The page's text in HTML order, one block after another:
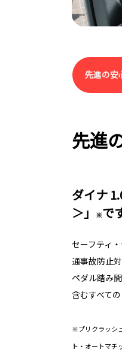
先進の安
先進
ダイナ
＞」
※で
セーフティ
通事故防止
ペダル踏み
含むすべて
※プリクラッシ
ト・オートマ